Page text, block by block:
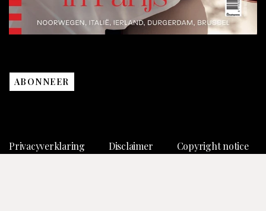
ABONNEER
Privacyverklaring Disclaimer Copyright notice